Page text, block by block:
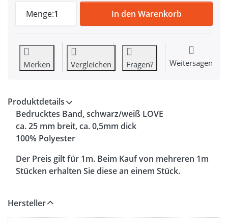
Menge:1
1m bedrucktes Band - 25mm breit -
In den Warenkorb
Merken Vergleichen Fragen? Weitersagen
Produktdetails
Bedrucktes Band, schwarz/weiß LOVE
ca. 25 mm breit, ca. 0,5mm dick
100% Polyester
Der Preis gilt für 1m. Beim Kauf von mehreren 1m
Stücken erhalten Sie diese an einem Stück.
Hersteller